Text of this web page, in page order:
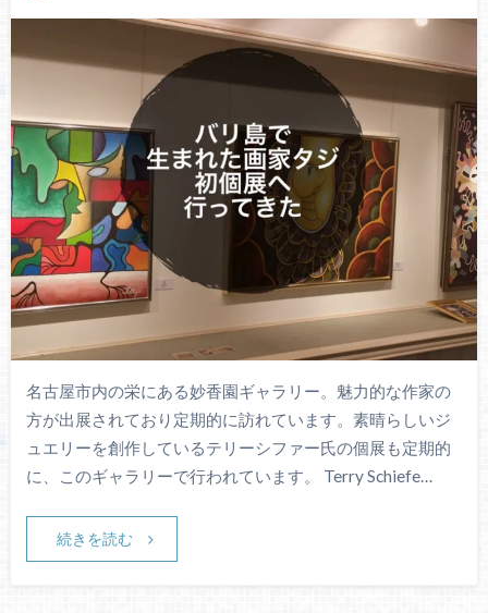
名古屋市内の栄にある妙香園ギャラリー。魅力的な作家の
方が出展されており定期的に訪れています。素晴らしいジ
ュエリーを創作しているテリーシファー氏の個展も定期的
に、このギャラリーで行われています。 Terry Schiefe…
続きを読む